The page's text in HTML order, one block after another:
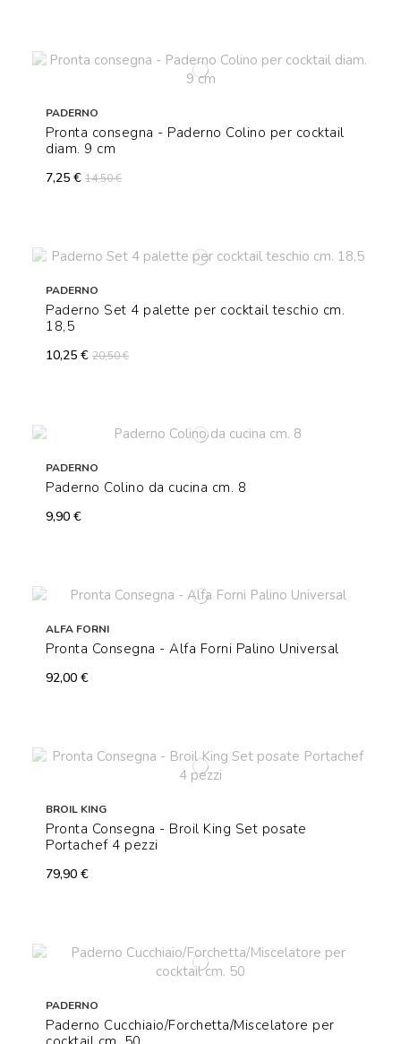
PADERNO
Pronta consegna - Paderno Colino per cocktail
diam. 9 cm
7,25 €14,50 €
PADERNO
Paderno Set 4 palette per cocktail teschio cm.
18,5
10,25 €20,50 €
PADERNO
Paderno Colino da cucina cm. 8
9,90 €
ALFA FORNI
Pronta Consegna - Alfa Forni Palino Universal
92,00 €
BROIL KING
Pronta Consegna - Broil King Set posate
Portachef 4 pezzi
79,90 €
PADERNO
Paderno Cucchiaio/Forchetta/Miscelatore per